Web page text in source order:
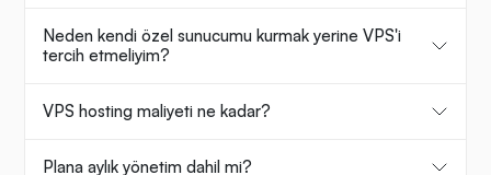
Neden kendi özel sunucumu kurmak yerine VPS'i
tercih etmeliyim?
VPS hosting maliyeti ne kadar?
Plana aylık yönetim dahil mi?